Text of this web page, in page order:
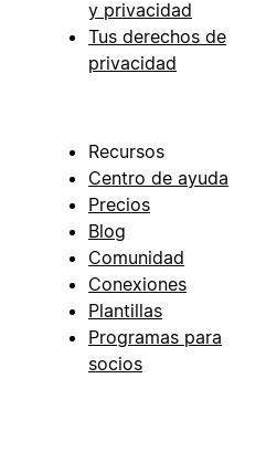
y privacidad
Tus derechos de
privacidad
Recursos
Centro de ayuda
Precios
Blog
Comunidad
Conexiones
Plantillas
Programas para
socios